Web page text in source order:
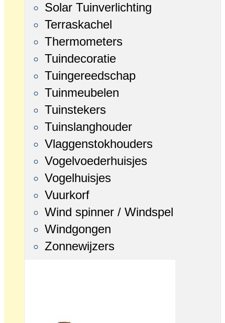
Solar Tuinverlichting
Terraskachel
Thermometers
Tuindecoratie
Tuingereedschap
Tuinmeubelen
Tuinstekers
Tuinslanghouder
Vlaggenstokhouders
Vogelvoederhuisjes
Vogelhuisjes
Vuurkorf
Wind spinner / Windspel
Windgongen
Zonnewijzers